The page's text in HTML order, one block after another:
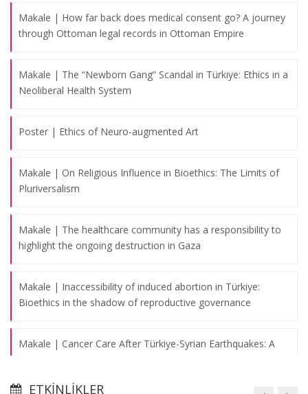
Makale | How far back does medical consent go? A journey
through Ottoman legal records in Ottoman Empire
Makale | The “Newborn Gang” Scandal in Türkiye: Ethics in a
Neoliberal Health System
Poster | Ethics of Neuro-augmented Art
Makale | On Religious Influence in Bioethics: The Limits of
Pluriversalism
Makale | The healthcare community has a responsibility to
highlight the ongoing destruction in Gaza
Makale | Inaccessibility of induced abortion in Türkiye:
Bioethics in the shadow of reproductive governance
Makale | Cancer Care After Türkiye-Syrian Earthquakes: A
ETKINLIKLER